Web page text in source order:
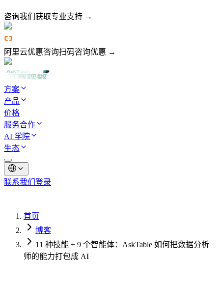
咨询我们 获取专业支持 →
阿里云优惠咨询扫码咨询优惠 →
方案
产品
价格
服务合作
AI 学院
生态
联系我们 登录
首页
博客
11 种技能 + 9 个智能体：AskTable 如何把数据分析
师的能力打包成 AI